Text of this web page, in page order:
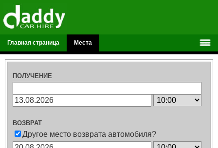
Главная страница Места
ПОЛУЧЕНИЕ
ВОЗВРАТ
Другое место возврата автомобиля?